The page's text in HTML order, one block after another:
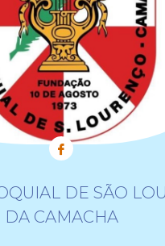
DE SÃO
DA CAMACHA